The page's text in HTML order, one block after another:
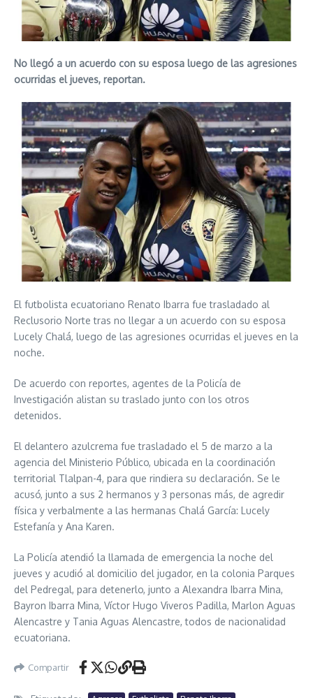
No llegó a un acuerdo con su esposa luego de las agresiones
ocurridas el jueves, reportan.
El futbolista ecuatoriano Renato Ibarra fue trasladado al
Reclusorio Norte tras no llegar a un acuerdo con su esposa
Lucely Chalá, luego de las agresiones ocurridas el jueves en la
noche.
De acuerdo con reportes, agentes de la Policía de
Investigación alistan su traslado junto con los otros
detenidos.
El delantero azulcrema fue trasladado el 5 de marzo a la
agencia del Ministerio Público, ubicada en la coordinación
territorial Tlalpan-4, para que rindiera su declaración. Se le
acusó, junto a sus 2 hermanos y 3 personas más, de agredir
física y verbalmente a las hermanas Chalá García: Lucely
Estefanía y Ana Karen.
La Policía atendió la llamada de emergencia la noche del
jueves y acudió al domicilio del jugador, en la colonia Parques
del Pedregal, para detenerlo, junto a Alexandra Ibarra Mina,
Bayron Ibarra Mina, Víctor Hugo Viveros Padilla, Marlon Aguas
Alencastre y Tania Aguas Alencastre, todos de nacionalidad
ecuatoriana.
Compartir